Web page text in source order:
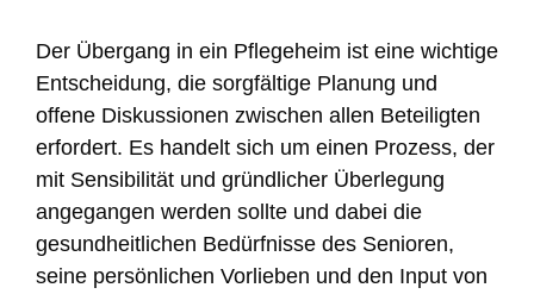
Der Übergang in ein Pflegeheim ist eine wichtige
Entscheidung, die sorgfältige Planung und
offene Diskussionen zwischen allen Beteiligten
erfordert. Es handelt sich um einen Prozess, der
mit Sensibilität und gründlicher Überlegung
angegangen werden sollte und dabei die
gesundheitlichen Bedürfnisse des Senioren,
seine persönlichen Vorlieben und den Input von